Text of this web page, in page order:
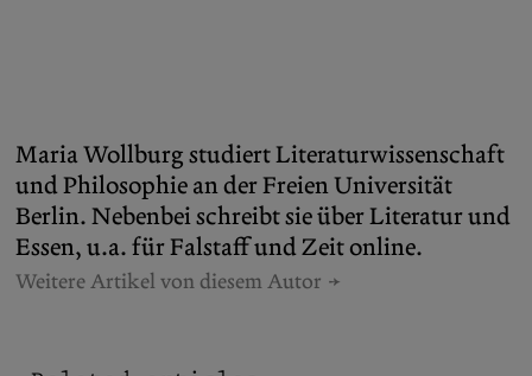
Maria Wollburg studiert Literaturwissenschaft
und Philosophie an der Freien Universität
Berlin. Nebenbei schreibt sie über Literatur und
Essen, u.a. für Falstaff und Zeit online.
Weitere Artikel von diesem Autor